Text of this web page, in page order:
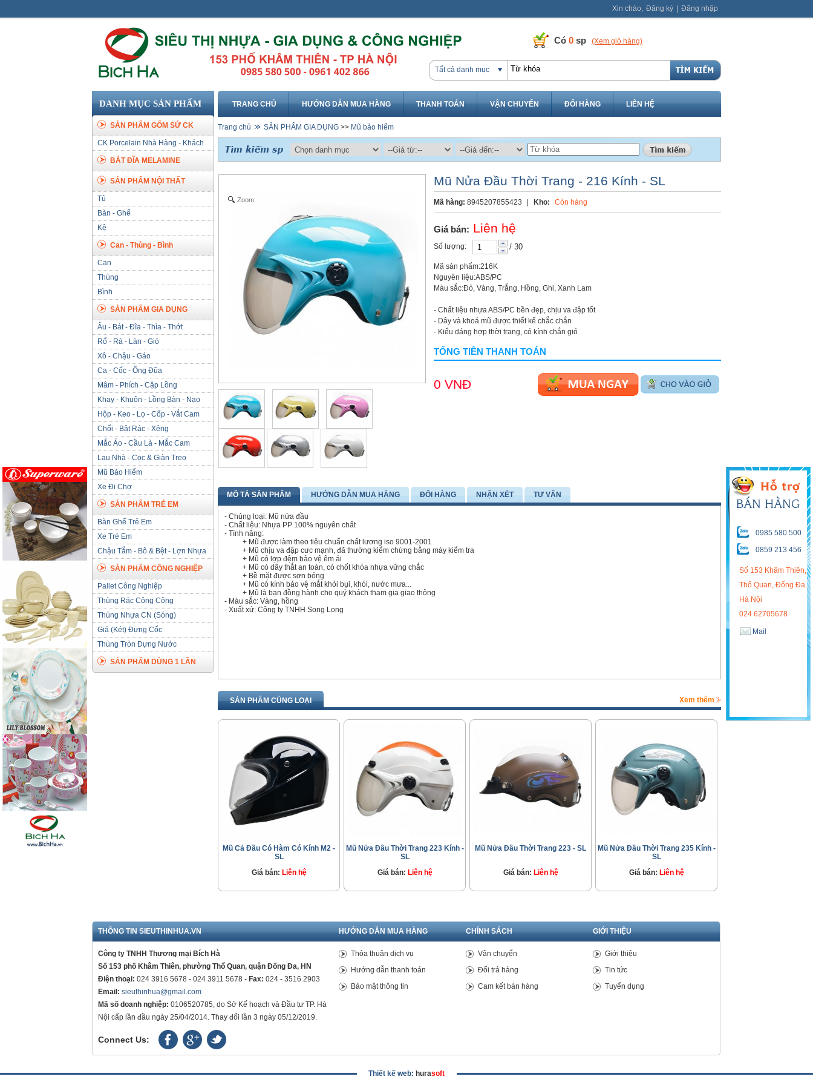
0985 580 500
0859 213 456
Số 153 Khâm Thiên,
Thổ Quan, Đống Đa,
Hà Nội
024 62705678
Mail
Xin chào, Đăng ký Đăng nhập
Có 0 sp (Xem giỏ hàng)
Tất cả danh mục
DANH MỤC SẢN PHẨM
SẢN PHẨM GỐM SỨ CK
CK Porcelain Nhà Hàng - Khách
SạnBÁT ĐĨA MELAMINE
SẢN PHẨM NỘI THẤT
Tủ
Bàn - Ghế
Kệ
Can - Thùng - Bình
Can
Thùng
Bình
SẢN PHẨM GIA DỤNG
Âu - Bát - Đĩa - Thìa - Thớt
Rổ - Rá - Làn - Giỏ
Xô - Chậu - Gáo
Ca - Cốc - Ống Đũa
Mâm - Phích - Cặp Lồng
Khay - Khuôn - Lồng Bàn - Nạo
Hộp - Keo - Lọ - Cốp - Vắt Cam
Chổi - Bật Rác - Xẻng
Mắc Áo - Cầu Là - Mắc Cam
Lau Nhà - Cọc & Giàn Treo
Mũ Bảo Hiểm
Xe Đi Chợ
SẢN PHẨM TRẺ EM
Bàn Ghế Trẻ Em
Xe Trẻ Em
Chậu Tắm - Bô & Bệt - Lợn Nhựa
SẢN PHẨM CÔNG NGHIỆP
Pallet Công Nghiệp
Thùng Rác Công Cộng
Thùng Nhựa CN (Sóng)
Giá (Két) Đựng Cốc
Thùng Tròn Đựng Nước
SẢN PHẨM DÙNG 1 LẦN
TRANG CHỦ HƯỚNG DẪN MUA HÀNG THANH TOÁN VẬN CHUYỂN ĐỔI HÀNG LIÊN HỆ
Trang chủ SẢN PHẨM GIA DỤNG >> Mũ bảo hiểm
Zoom
Mũ Nửa Đầu Thời Trang - 216 Kính - SL
Mã hàng: 8945207855423 Kho: Còn hàng
Giá bán: Liên hệ
Số lượng: / 30
Mã sản phẩm:216K
Nguyên liệu:ABS/PC
Màu sắc:Đỏ, Vàng, Trắng, Hồng, Ghi, Xanh Lam
- Chất liệu nhựa ABS/PC bền đẹp, chịu va đập tốt
- Dây và khoá mũ được thiết kế chắc chắn
- Kiểu dáng hợp thời trang, có kính chắn gió
TỔNG TIỀN THANH TOÁN
0 VNĐ
MÔ TẢ SẢN PHẨM HƯỚNG DẪN MUA HÀNG ĐỔI HÀNG NHẬN XÉT TƯ VẤN
- Chủng loại: Mũ nửa đầu
- Chất liệu: Nhựa PP 100% nguyên chất
- Tính năng:
+ Mũ được làm theo tiêu chuẩn chất lương iso 9001-2001
+ Mũ chịu va đập cưc mạnh, đã thường kiểm chừng bằng máy kiểm tra
+ Mũ có lợp đệm bảo vệ êm ái
+ Mũ có dây thắt an toàn, có chốt khóa nhựa vững chắc
+ Bề mặt được sơn bóng
+ Mũ có kính bảo vệ mắt khỏi bụi, khói, nước mưa...
+ Mũ là bạn đồng hành cho quý khách tham gia giao thông
- Màu sắc: Vàng, hồng
- Xuất xứ: Công ty TNHH Song Long
SẢN PHẨM CÙNG LOẠI Xem thêm
Mũ Cả Đầu Có Hàm Có Kính M2 -
SL
Giá bán: Liên hệ
Mũ Nửa Đầu Thời Trang 223 Kính -
SL
Giá bán: Liên hệ
Mũ Nửa Đầu Thời Trang 223 - SL
Giá bán: Liên hệ
Mũ Nửa Đầu Thời Trang 235 Kính -
SL
Giá bán: Liên hệ
THÔNG TIN SIEUTHINHUA.VN
Công ty TNHH Thương mại Bích Hà
Số 153 phố Khâm Thiên, phường Thổ Quan, quận Đống Đa, HN
Điện thoại: 024 3916 5678 - 024 3911 5678 - Fax: 024 - 3516 2903
Email: sieuthinhua@gmail.com
Mã số doanh nghiệp: 0106520785, do Sở Kế hoạch và Đầu tư TP. Hà
Nội cấp lần đầu ngày 25/04/2014. Thay đổi lần 3 ngày 05/12/2019.
HƯỚNG DẪN MUA HÀNG
Thỏa thuận dịch vụ
Hướng dẫn thanh toán
Bảo mật thông tin
CHÍNH SÁCH
Vận chuyển
Đổi trả hàng
Cam kết bán hàng
GIỚI THIỆU
Giới thiệu
Tin tức
Tuyển dụng
Connect Us:
Thiết kế web: hurasoft